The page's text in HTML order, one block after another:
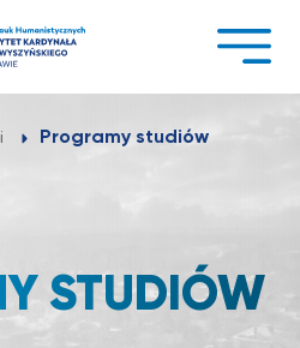
Programy studiów
STUDIÓW